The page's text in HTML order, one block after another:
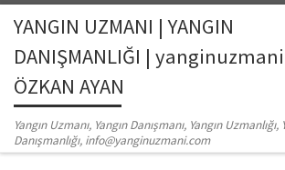
Skip to content
YANGIN UZMANI | YANGIN
DANIŞMANLIĞI |
ÖZKAN AYAN
Yangın Uzmanı, Yangın Danışmanı, Yangın Uzmanlığı,
Danışmanlığı, info@yanginuzmani.com